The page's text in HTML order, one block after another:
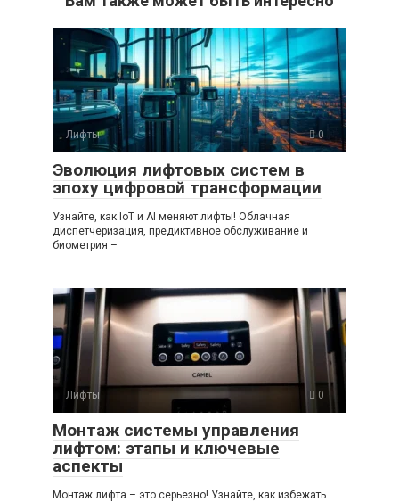
Лифты 0
Эволюция лифтовых систем в
эпоху цифровой трансформации
Узнайте, как IoT и AI меняют лифты! Облачная
диспетчеризация, предиктивное обслуживание и
биометрия –
Лифты 0
Монтаж системы управления
лифтом: этапы и ключевые
аспекты
Монтаж лифта – это серьезно! Узнайте, как избежать